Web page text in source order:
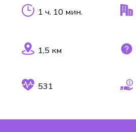
1 ч. 10 мин.
1,5 км
531